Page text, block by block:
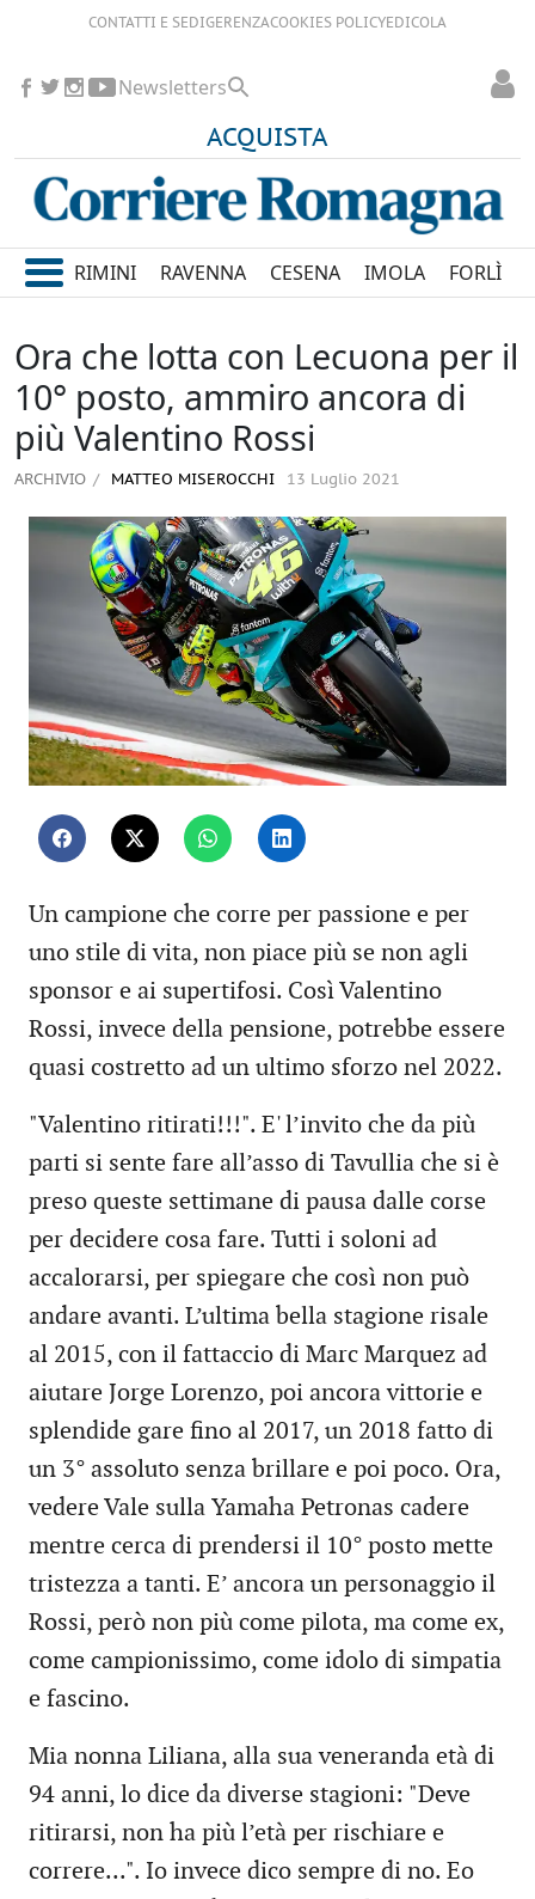
CONTATTI E SEDIGERENZACOOKIES POLICYEDICOLA
ACQUISTA
Newsletters
RIMINI RAVENNA CESENA IMOLA FORLÌ
Ora che lotta con Lecuona per il
10° posto, ammiro ancora di
più Valentino Rossi
ARCHIVIO MATTEO MISEROCCHI 13 Luglio 2021
Un campione che corre per passione e per
uno stile di vita, non piace più se non agli
sponsor e ai supertifosi. Così Valentino
Rossi, invece della pensione, potrebbe essere
quasi costretto ad un ultimo sforzo nel 2022.
"Valentino ritirati!!!". E' l’invito che da più
parti si sente fare all’asso di Tavullia che si è
preso queste settimane di pausa dalle corse
per decidere cosa fare. Tutti i soloni ad
accalorarsi, per spiegare che così non può
andare avanti. L’ultima bella stagione risale
al 2015, con il fattaccio di Marc Marquez ad
aiutare Jorge Lorenzo, poi ancora vittorie e
splendide gare fino al 2017, un 2018 fatto di
un 3° assoluto senza brillare e poi poco. Ora,
vedere Vale sulla Yamaha Petronas cadere
mentre cerca di prendersi il 10° posto mette
tristezza a tanti. E’ ancora un personaggio il
Rossi, però non più come pilota, ma come ex,
come campionissimo, come idolo di simpatia
e fascino.
Mia nonna Liliana, alla sua veneranda età di
94 anni, lo dice da diverse stagioni: "Deve
ritirarsi, non ha più l’età per rischiare e
correre...". Io invece dico sempre di no. Eo